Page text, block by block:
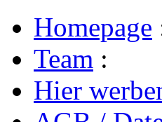
Homepage
Team :
Hier